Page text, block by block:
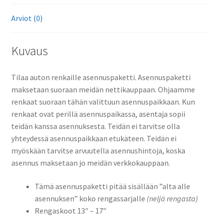
Arviot (0)
Kuvaus
Tilaa auton renkaille asennuspaketti. Asennuspaketti
maksetaan suoraan meidän nettikauppaan. Ohjaamme
renkaat suoraan tähän valittuun asennuspaikkaan. Kun
renkaat ovat perillä asennuspaikassa, asentaja sopii
teidän kanssa asennuksesta. Teidän ei tarvitse olla
yhteydessä asennuspaikkaan etukäteen. Teidän ei
myöskään tarvitse arvuutella asennushintoja, koska
asennus maksetaan jo meidän verkkokauppaan.
Tämä asennuspaketti pitää sisällään ”alta alle
asennuksen” koko rengassarjalle (neljä rengasta)
Rengaskoot 13″ – 17″